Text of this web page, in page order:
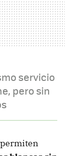
servicio
pero sin